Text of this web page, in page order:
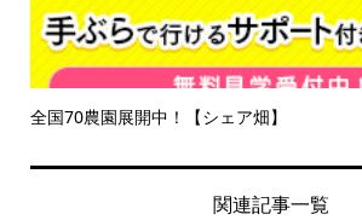
全国70農園展開中！【シェア畑】
関連記事一覧